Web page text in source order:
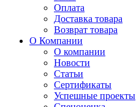
Оплата
Доставка товара
Возврат товара
О Компании
О компании
Новости
Статьи
Сертификаты
Успешные проекты